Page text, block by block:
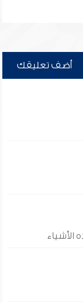
أضف تعليقك
الأشياء